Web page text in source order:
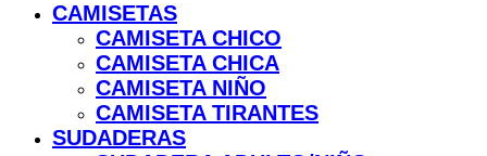
CAMISETAS
CAMISETA CHICO
CAMISETA CHICA
CAMISETA NIÑO
CAMISETA TIRANTES
SUDADERAS